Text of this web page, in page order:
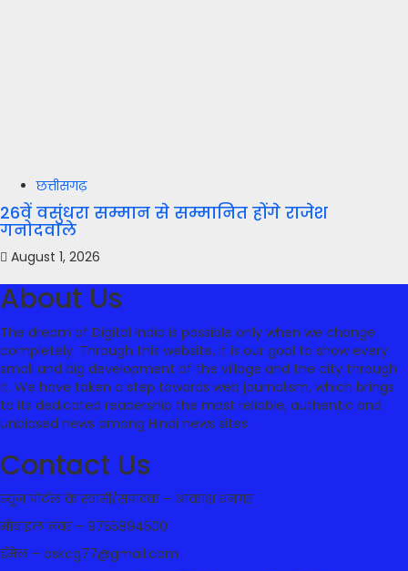
छत्तीसगढ़
26वें वसुंधरा सम्मान से सम्मानित होंगे राजेश
गनोदवाले
August 1, 2026
About Us
The dream of Digital India is possible only when we change
completely. Through this website, it is our goal to show every
small and big development of the village and the city through
it. We have taken a step towards web journalism, which brings
to its dedicated readership the most reliable, authentic and
unbiased news among Hindi news sites.
Contact Us
न्यूज पोर्टल के स्वामी/संपादक – आकाश धनगर
मोबाइल नंबर – 9755894500
ईमेल – askcg77@gmail.com